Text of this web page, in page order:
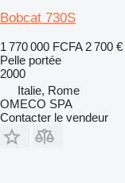
Bobcat 730S
1 770 000 FCFA 2 700 €
Pelle portée
2000
Italie, Rome
OMECO SPA
Contacter le vendeur